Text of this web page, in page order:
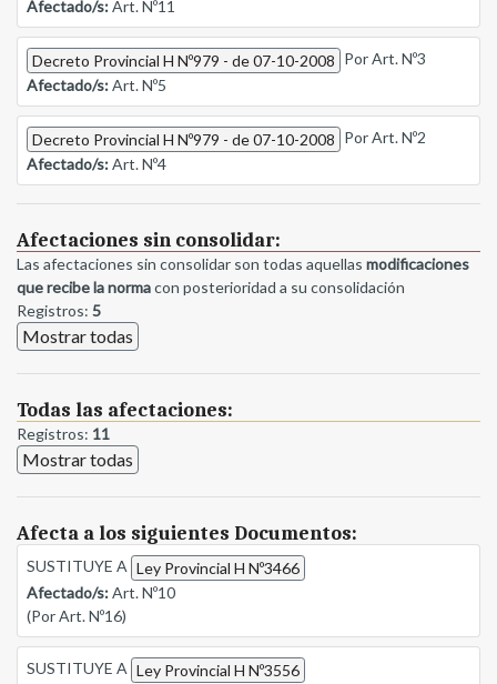
Afectado/s:Art. Nº11
Decreto Provincial H Nº979 - de 07-10-2008 Por Art. Nº3
Afectado/s:Art. Nº5
Decreto Provincial H Nº979 - de 07-10-2008 Por Art. Nº2
Afectado/s:Art. Nº4
Afectaciones sin consolidar:
Las afectaciones sin consolidar son todas aquellas modificaciones
que recibe la normacon posterioridad a su consolidación
Registros: 5
Mostrar todas
Todas las afectaciones:
Registros: 11
Mostrar todas
Afecta a los siguientes Documentos:
SUSTITUYE A Ley Provincial H Nº3466
Afectado/s:Art. Nº10
(Por Art. Nº16)
SUSTITUYE A Ley Provincial H Nº3556